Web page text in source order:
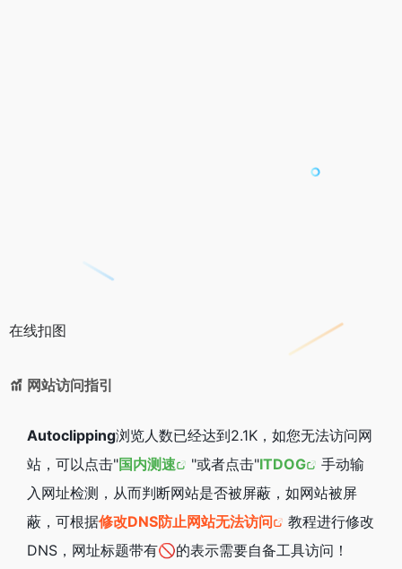
在线扣图
网站访问指引
Autoclipping浏览人数已经达到2.1K，如您无法访问网
站，可以点击"国内测速 "或者点击"ITDOG
手动输
入网址检测，从而判断网站是否被屏蔽，如网站被屏
蔽，可根据修改DNS防止网站无法访问
教程进行修改
DNS，网址标题带有🚫的表示需要自备工具访问！